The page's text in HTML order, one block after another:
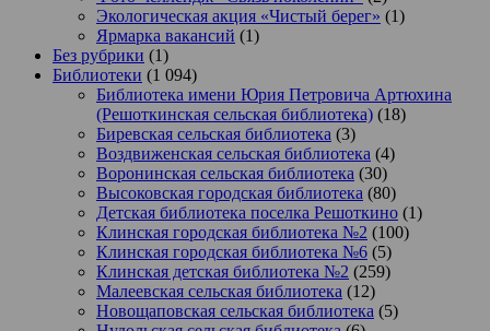
Экологическая акция «Чистый берег» (1)
Ярмарка вакансий (1)
Без рубрики (1)
Библиотеки (1 094)
Библиотека имени Юрия Петровича Артюхина
(Решоткинская сельская библиотека) (18)
Биревская сельская библиотека (3)
Воздвиженская сельская библиотека (4)
Воронинская сельская библиотека (30)
Высоковская городская библиотека (80)
Детская библиотека поселка Решоткино (1)
Клинская городская библиотека №2 (100)
Клинская городская библиотека №6 (5)
Клинская детская библиотека №2 (259)
Малеевская сельская библиотека (12)
Новощаповская сельская библиотека (5)